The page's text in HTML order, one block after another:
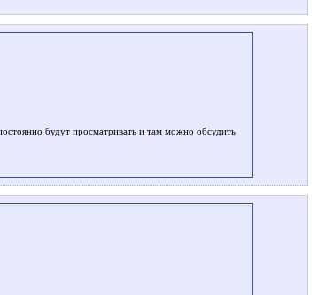
будут просматривать и там можно обсудить